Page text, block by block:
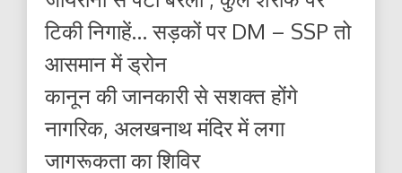
टिकी निगाहें… सड़कों पर DM – SSP तो
आसमान में ड्रोन
कानून की जानकारी से सशक्त होंगे
नागरिक, अलखनाथ मंदिर में लगा
जागरूकता का शिविर